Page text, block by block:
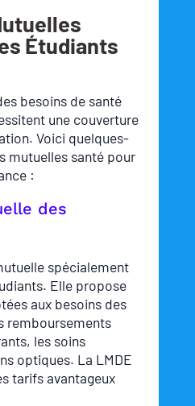
Étudiants
besoins de santé
une couverture
Voici quelques-
mutuelles santé pour
:
des
spécialement
Elle propose
aux besoins des
remboursements
les soins
optiques. La LMDE
tarifs avantageux